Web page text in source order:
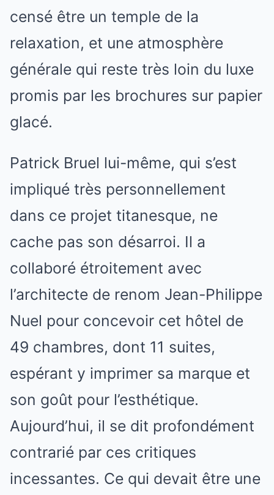
censé être un temple de la
relaxation, et une atmosphère
générale qui reste très loin du luxe
promis par les brochures sur papier
glacé.
Patrick Bruel lui-même, qui s’est
impliqué très personnellement
dans ce projet titanesque, ne
cache pas son désarroi. Il a
collaboré étroitement avec
l’architecte de renom Jean-Philippe
Nuel pour concevoir cet hôtel de
49 chambres, dont 11 suites,
espérant y imprimer sa marque et
son goût pour l’esthétique.
Aujourd’hui, il se dit profondément
contrarié par ces critiques
incessantes. Ce qui devait être une